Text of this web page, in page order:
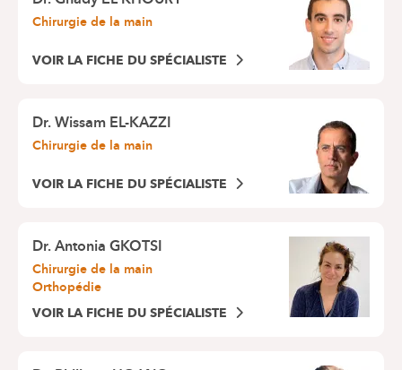
Chirurgie de la main
VOIR LA FICHE DU SPÉCIALISTE
Dr.Wissam EL-KAZZI
Chirurgie de la main
VOIR LA FICHE DU SPÉCIALISTE
Dr.Antonia GKOTSI
Chirurgie de la main
Orthopédie
VOIR LA FICHE DU SPÉCIALISTE